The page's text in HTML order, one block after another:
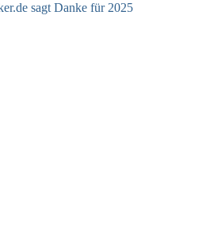
sagt Danke für 2025